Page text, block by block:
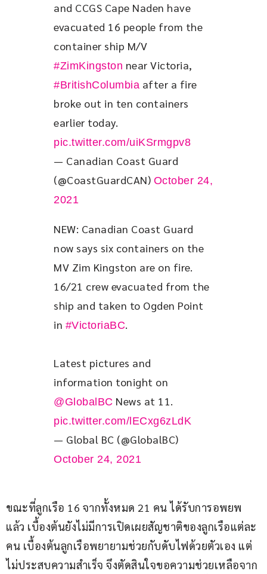
and CCGS Cape Naden have
evacuated 16 people from the
container ship M/V
#ZimKingston near Victoria,
#BritishColumbia after a fire
broke out in ten containers
earlier today.
pic.twitter.com/uiKSrmgpv8
— Canadian Coast Guard
(@CoastGuardCAN) October 24,
2021
NEW: Canadian Coast Guard
now says six containers on the
MV Zim Kingston are on fire.
16/21 crew evacuated from the
ship and taken to Ogden Point
in #VictoriaBC.
Latest pictures and
information tonight on
@GlobalBC News at 11.
pic.twitter.com/lECxg6zLdK
— Global BC (@GlobalBC)
October 24, 2021
ขณะที่ลูกเรือ 16 จากทั้งหมด 21 คน ได้รับการอพยพ
แล้ว เบื้องต้นยังไม่มีการเปิดเผยสัญชาติของลูกเรือแต่ละ
คน เบื้องต้นลูกเรือพยายามช่วยกับดับไฟด้วยตัวเอง แต่
ไม่ประสบความสำเร็จ จึงตัดสินใจขอความช่วยเหลือจาก